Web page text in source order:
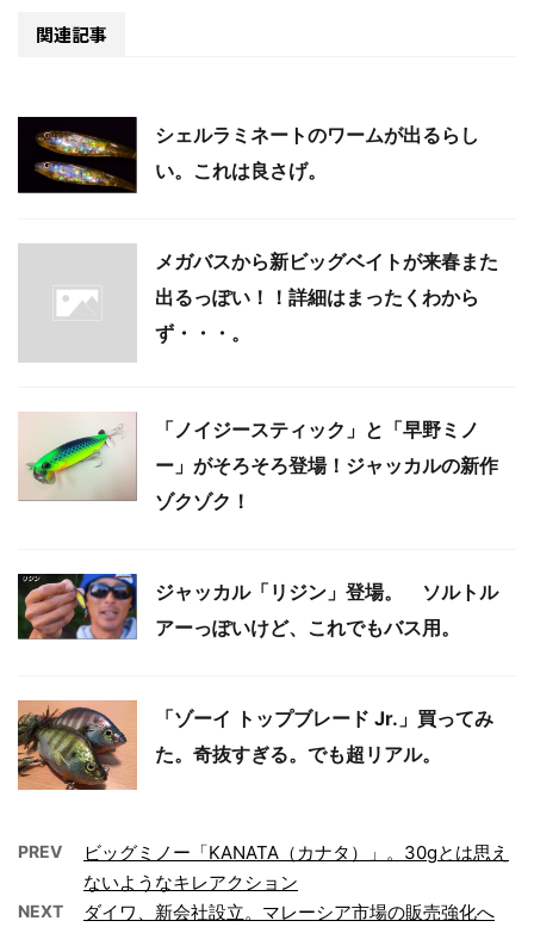
関連記事
シェルラミネートのワームが出るらし
い。これは良さげ。
メガバスから新ビッグベイトが来春また
出るっぽい！！詳細はまったくわから
ず・・・。
「ノイジースティック」と「早野ミノ
ー」がそろそろ登場！ジャッカルの新作
ゾクゾク！
ジャッカル「リジン」登場。 ソルトル
アーっぽいけど、これでもバス用。
「ゾーイ トップブレード Jr.」買ってみ
た。奇抜すぎる。でも超リアル。
PREV
ビッグミノー「KANATA（カナタ）」。30gとは思え
ないようなキレアクション
NEXT ダイワ、新会社設立。マレーシア市場の販売強化へ